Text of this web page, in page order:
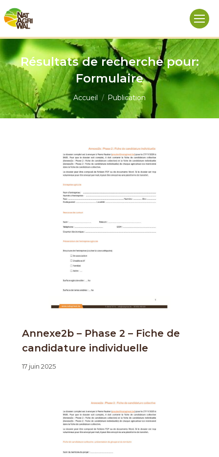
Résultats de recherche pour:
Formulaire
Vous êtes ici :
Accueil Publication
Annexe2b – Phase 2 – Fiche de
candidature individuelle
17 juin 2025